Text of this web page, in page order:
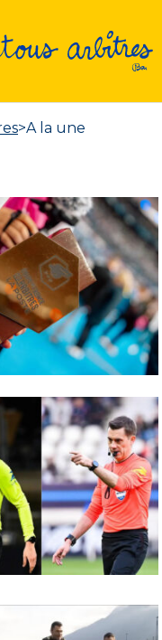
>A la une